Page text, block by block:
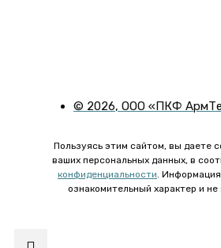
© 2026, ООО «ПКФ
Пользуясь этим сайтом, вы даете
ваших персональных данных, в
конфиденциальности.
ознакомительный характер и